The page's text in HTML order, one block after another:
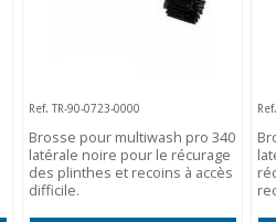
Ref. TR-90-0723-0000
Brosse pour multiwash pro 340
latérale noire pour le récurage
des plinthes et recoins à accès
difficile.